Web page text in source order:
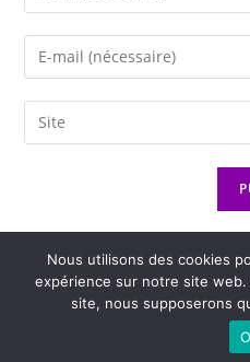
2026 - Variance FM - Mentions
-
Nous utilisons des cookies
expérience sur notre site
site, nous supposerons